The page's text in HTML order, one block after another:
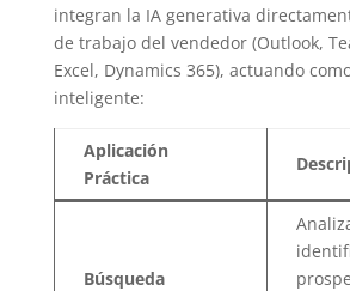
integran la IA generativa
de trabajo del vendedor (Outlook,
Excel, Dynamics 365), actuando
inteligente:
Aplicación
Práctica
Búsqueda